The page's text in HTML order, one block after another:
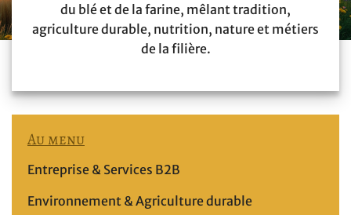
du blé et de la farine, mêlant tradition,
agriculture durable, nutrition, nature et métiers
de la filière.
Au menu
Entreprise & Services B2B
Environnement & Agriculture durable